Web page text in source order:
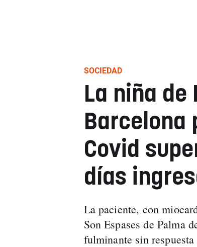
SOCIEDAD
La niña
Barcelona
Covid
días
La paciente, con
Son Espases de Palma
fulminante sin